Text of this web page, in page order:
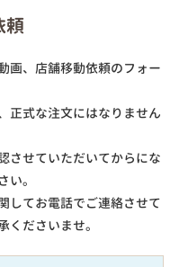
頼
画、店舗移動依頼のフォー
正式な注文にはなりません
させていただいてからにな
。
してお電話でご連絡させて
ださいませ。